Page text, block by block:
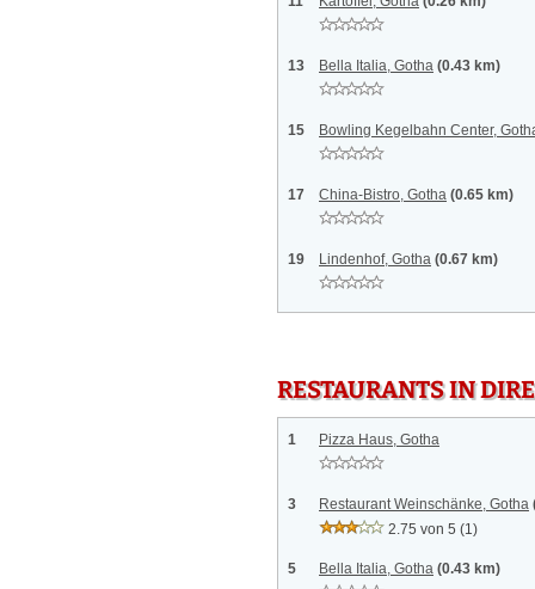
13 Bella Italia, Gotha (0.43 km)
15 Bowling Kegelbahn Center,
17 China-Bistro, Gotha (0.65 km)
19 Lindenhof, Gotha (0.67 km)
RESTAURANTS IN
1 Pizza Haus, Gotha
3 Restaurant Weinschänke, Gotha
2.75 von 5 (1)
5 Bella Italia, Gotha (0.43 km)